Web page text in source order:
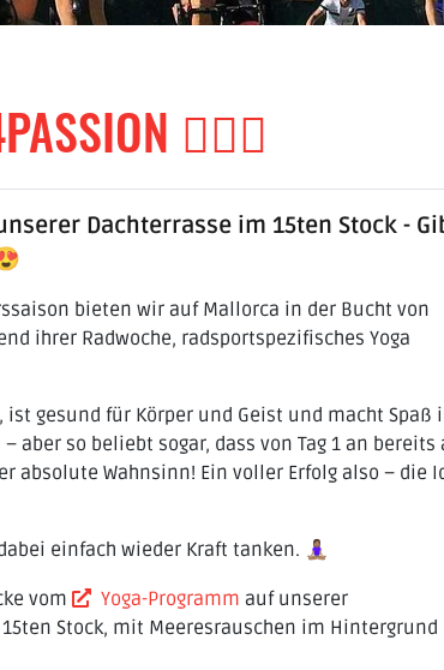
🧘🏽‍♀️
Dachterrasse im 15ten Stock -
bieten wir auf Mallorca in der Bucht von
ihrer Radwoche, radsportspezifisches Yoga
gesund für Körper und Geist und macht Spaß
aber so beliebt sogar, dass von Tag 1 an bereits
absolute Wahnsinn! Ein voller Erfolg also – die
einfach wieder Kraft tanken. 🧘🏽‍♀️
vom Yoga-Programm auf unserer
Stock, mit Meeresrauschen im Hintergrund